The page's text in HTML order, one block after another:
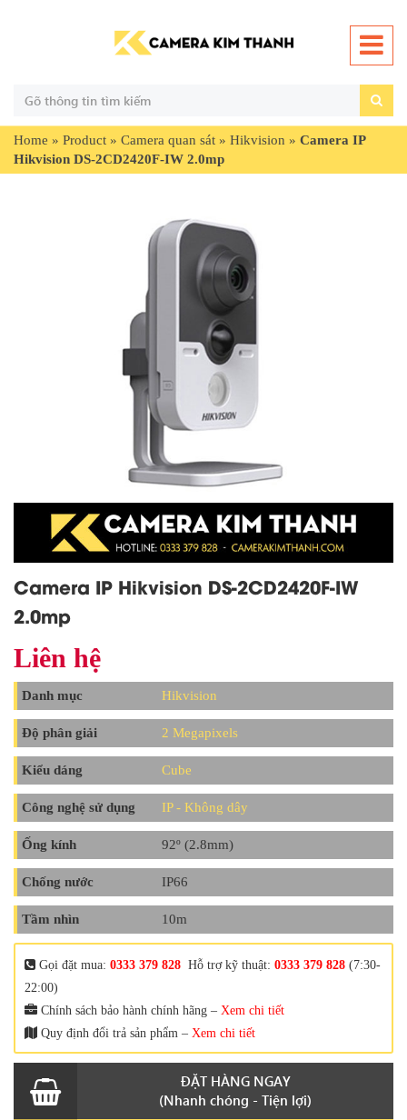
Home » Product » Camera quan sát » Hikvision » Camera IP
Hikvision DS-2CD2420F-IW 2.0mp
Camera IP Hikvision DS-2CD2420F-IW
2.0mp
Liên hệ
Danh mục Hikvision
Độ phân giải 2 Megapixels
Kiểu dáng Cube
Công nghệ sử dụng IP - Không dây
Ống kính 92º (2.8mm)
Chống nước IP66
Tầm nhìn 10m
Gọi đặt mua: 0333 379 828 Hỗ trợ kỹ thuật: 0333 379 828 (7:30-
22:00)
Chính sách bảo hành chính hãng – Xem chi tiết
Quy định đổi trả sản phẩm – Xem chi tiết
ĐẶT HÀNG NGAY
(Nhanh chóng - Tiện lợi)